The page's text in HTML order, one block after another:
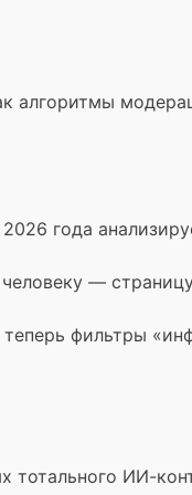
алгоритмы
года
—
фильтры
тотального ИИ-